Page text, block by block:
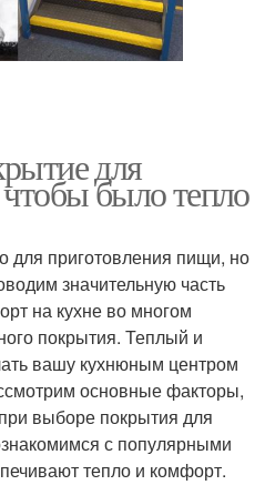
для
было тепло
для приготовления пищи, но
значительную часть
на кухне во многом
покрытия. Теплый и
вашу кухнюным центром
основные факторы,
выборе покрытия для
с популярными
тепло и комфорт.